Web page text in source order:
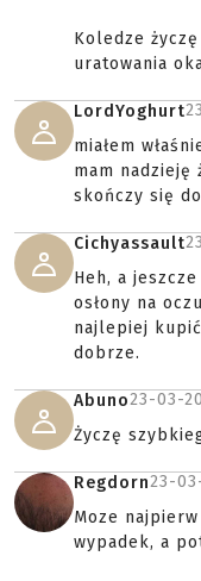
Koledze
uratowania
LordYoghurt
miałem
mam
skończy się
Cichyassault
Heh, a
osłony na
najlepiej
dobrze.
Abuno23-03-
Życzę
Regdorn23-
Moze
wypadek, a